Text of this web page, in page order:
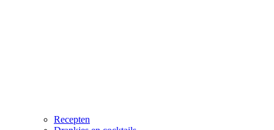
Recepten